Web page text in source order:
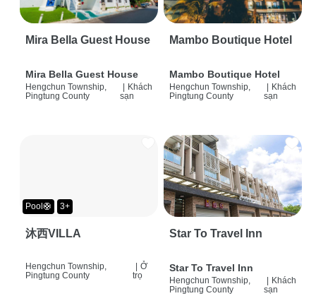
Mira Bella Guest House
Mira Bella Guest House
Hengchun Township,
Pingtung County
Khách
sạn
Mambo Boutique Hotel
Mambo Boutique Hotel
Hengchun Township,
Pingtung County
Khách
sạn
Pool🛟 3+
沐西VILLA
Hengchun Township,
Pingtung County
Ở
trọ
Star To Travel Inn
Star To Travel Inn
Hengchun Township,
Pingtung County
Khách
sạn